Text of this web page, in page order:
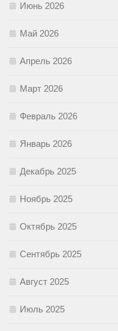
Июнь 2026
Май 2026
Апрель 2026
Март 2026
Февраль 2026
Январь 2026
Декабрь 2025
Ноябрь 2025
Октябрь 2025
Сентябрь 2025
Август 2025
Июль 2025